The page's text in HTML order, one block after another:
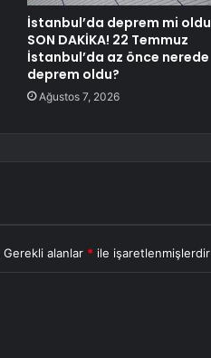
İstanbul’da deprem mi
SON DAKİKA! 22 Temmuz
İstanbul’da az önce nerede
deprem oldu?
Ağustos 7, 2026
Gerekli alanlar * ile işaretlenmişlerdir